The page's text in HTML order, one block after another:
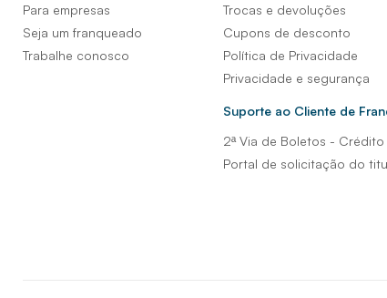
Para empresas
Seja um franqueado
Trabalhe conosco
Trocas e devoluções
Cupons de desconto
Política de Privacidade
Privacidade e segurança
Suporte ao Cliente de
2ª Via de Boletos - Crédito
Portal de solicitação do